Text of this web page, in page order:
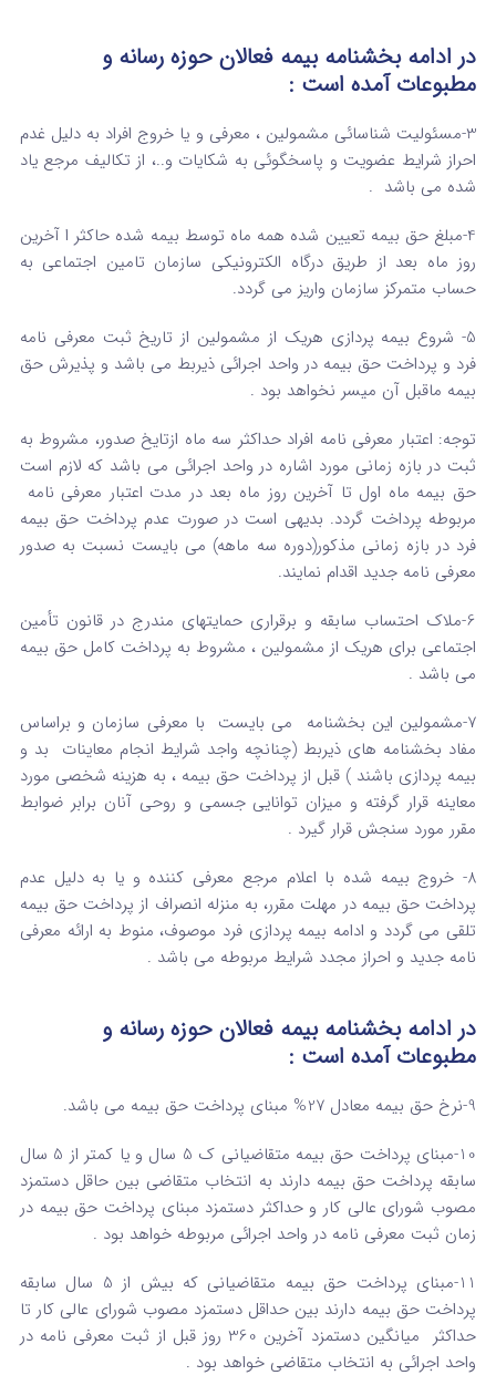
در ادامه بخشنامه بیمه فعالان حوزه رسانه و
مطبوعات آمده است :
3-مسئولیت شناسائی مشمولین ، معرفی و یا خروج افراد به دلیل غدم
احراز شرایط عضویت و پاسخگوئی به شکایات و..، از تکالیف مرجع یاد
شده می باشد .
4-مبلغ حق بیمه تعیین شده همه ماه توسط بیمه شده حاکثر ا آخرین
روز ماه بعد از طریق درگاه الکترونیکی سازمان تامین اجتماعی به
حساب متمرکز سازمان واریز می گردد.
5- شروع بیمه پردازی هریک از مشمولین از تاریخ ثبت معرفی نامه
فرد و پرداخت حق بیمه در واحد اجرائی ذیربط می باشد و پذیرش حق
بیمه ماقبل آن میسر نخواهد بود .
توجه: اعتبار معرفی نامه افراد حداکثر سه ماه ازتایخ صدور، مشروط به
ثبت در بازه زمانی مورد اشاره در واحد اجرائی می باشد که لازم است
حق بیمه ماه اول تا آخرین روز ماه بعد در مدت اعتبار معرفی نامه
مربوطه پرداخت گردد. بدیهی است در صورت عدم پرداخت حق بیمه
فرد در بازه زمانی مذکور(دوره سه ماهه) می بایست نسبت به صدور
معرفی نامه جدید اقدام نمایند.
6-ملاک احتساب سابقه و برقراری حمایتهای مندرج در قانون تأمین
اجتماعی برای هریک از مشمولین ، مشروط به پرداخت کامل حق بیمه
می باشد .
7-مشمولین این بخشنامه می بایست با معرفی سازمان و براساس
مفاد بخشنامه های ذیربط (چنانچه واجد شرایط انجام معاینات بد و
بیمه پردازی باشند ) قبل از پرداخت حق بیمه ، به هزینه شخصی مورد
معاینه قرار گرفته و میزان توانایی جسمی و روحی آنان برابر ضوابط
مقرر مورد سنجش قرار گیرد .
8- خروج بیمه شده با اعلام مرجع معرفی کننده و یا به دلیل عدم
پرداخت حق بیمه در مهلت مقرر، به منزله انصراف از پرداخت حق بیمه
تلقی می گردد و ادامه بیمه پردازی فرد موصوف، منوط به ارائه معرفی
نامه جدید و احراز مجدد شرایط مربوطه می باشد .
در ادامه بخشنامه بیمه فعالان حوزه رسانه و
مطبوعات آمده است :
9-نرخ حق بیمه معادل 27% مبنای پرداخت حق بیمه می باشد.
10-مبنای پرداخت حق بیمه متقاضیانی ک 5 سال و یا کمتر از 5 سال
سابقه پرداخت حق بیمه دارند به انتخاب متقاضی بین حاقل دستمزد
مصوب شورای عالی کار و حداکثر دستمزد مبنای پرداخت حق بیمه در
زمان ثبت معرفی نامه در واحد اجرائی مربوطه خواهد بود .
11-مبنای پرداخت حق بیمه متقاضیانی که بیش از 5 سال سابقه
پرداخت حق بیمه دارند بین حداقل دستمزد مصوب شورای عالی کار تا
حداکثر میانگین دستمزد آخرین 360 روز قبل از ثبت معرفی نامه در
واحد اجرائی به انتخاب متقاضی خواهد بود .